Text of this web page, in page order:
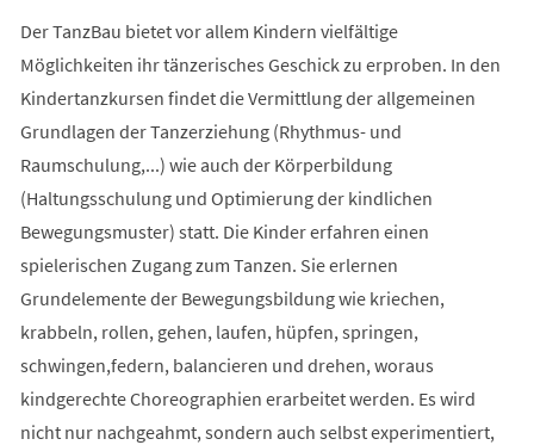
Der TanzBau bietet vor allem Kindern vielfältige
Möglichkeiten ihr tänzerisches Geschick zu erproben. In den
Kindertanzkursen findet die Vermittlung der allgemeinen
Grundlagen der Tanzerziehung (Rhythmus- und
Raumschulung,...) wie auch der Körperbildung
(Haltungsschulung und Optimierung der kindlichen
Bewegungsmuster) statt. Die Kinder erfahren einen
spielerischen Zugang zum Tanzen. Sie erlernen
Grundelemente der Bewegungsbildung wie kriechen,
krabbeln, rollen, gehen, laufen, hüpfen, springen,
schwingen,federn, balancieren und drehen, woraus
kindgerechte Choreographien erarbeitet werden. Es wird
nicht nur nachgeahmt, sondern auch selbst experimentiert,